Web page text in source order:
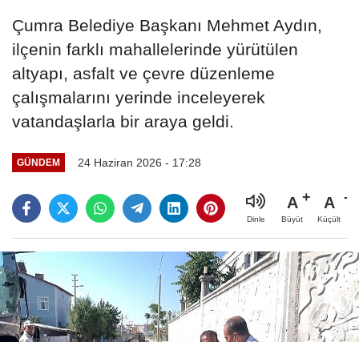
Çumra Belediye Başkanı Mehmet Aydın,
ilçenin farklı mahallelerinde yürütülen
altyapı, asfalt ve çevre düzenleme
çalışmalarını yerinde inceleyerek
vatandaşlarla bir araya geldi.
GÜNDEM 24 Haziran 2026 - 17:28
Dinle
A
Büyüt
A
Küçült